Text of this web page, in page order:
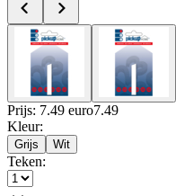
Prijs: 7.49 euro7.49
Kleur:
Grijs Wit
Teken: